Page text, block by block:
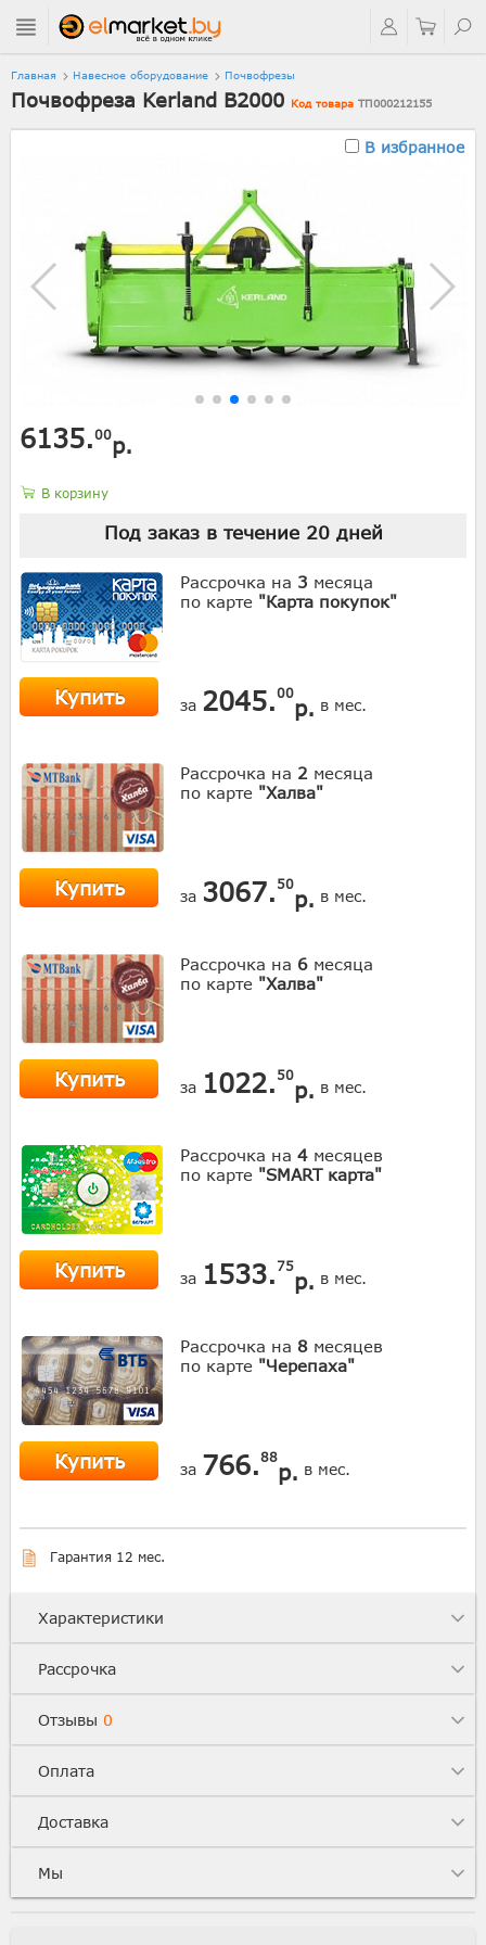
Главная Навесное оборудование Почвофрезы
Почвофреза Kerland B2000 Код товара ТП000212155
В избранное
6135.00р.
В корзину
Под заказ в течение 20дней
Рассрочка на 3 месяца
по карте "Карта покупок"
Купить за 2045.00
р. в мес.
Рассрочка на 2 месяца
по карте "Халва"
Купить за 3067. 50
р. в мес.
Рассрочка на 6 месяца
по карте "Халва"
Купить за 1022. 50
р. в мес.
Рассрочка на 4 месяцев
по карте "SMART карта"
Купить за 1533. 75
р. в мес.
Рассрочка на 8 месяцев
по карте "Черепаха"
Купить за 766.88
р. в мес.
Гарантия 12 мес.
Характеристики
Рассрочка
Отзывы 0
Оплата
Доставка
Мы